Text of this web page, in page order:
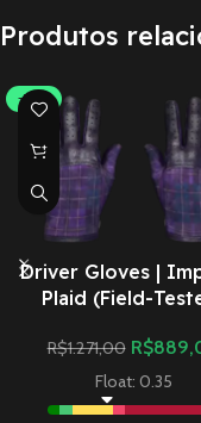
Produtos
-30%
Driver Gloves |
Plaid (Field-
R$1.271,00 R$
Float: 0.35